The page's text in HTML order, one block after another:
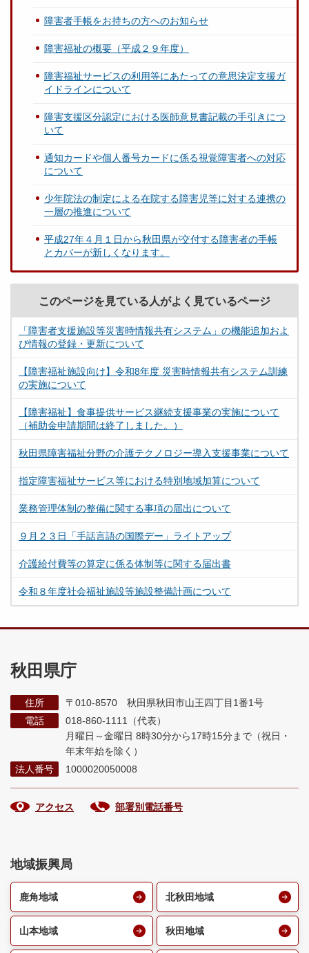
障害者手帳をお持ちの方へのお知らせ
障害福祉の概要（平成２９年度）
障害福祉サービスの利用等にあたっての意思決定支援ガ
イドラインについて
障害支援区分認定における医師意見書記載の手引きにつ
いて
通知カードや個人番号カードに係る視覚障害者への対応
について
少年院法の制定による在院する障害児等に対する連携の
一層の推進について
平成27年４月１日から秋田県が交付する障害者の手帳
とカバーが新しくなります。
このページを見ている人がよく見ているページ
「障害者支援施設等災害時情報共有システム」の機能追加およ
び情報の登録・更新について
【障害福祉施設向け】令和8年度 災害時情報共有システム訓練
の実施について
【障害福祉】食事提供サービス継続支援事業の実施について
（補助金申請期間は終了しました。）
秋田県障害福祉分野の介護テクノロジー導入支援事業について
指定障害福祉サービス等における特別地域加算について
業務管理体制の整備に関する事項の届出について
９月２３日「手話言語の国際デー」ライトアップ
介護給付費等の算定に係る体制等に関する届出書
令和８年度社会福祉施設等施設整備計画について
秋田県庁
住所
〒010-8570 秋田県秋田市山王四丁目1番1号
電話
018-860-1111（代表）
月曜日～金曜日 8時30分から17時15分まで （祝日・
年末年始を除く）
法人番号
1000020050008
アクセス 部署別電話番号
地域振興局
鹿角地域 北秋田地域
山本地域 秋田地域